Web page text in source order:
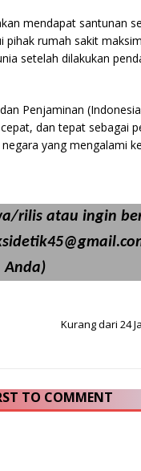
mendapat santunan
rumah sakit
setelah dilakukan
Penjaminan
dan tepat sebagai
yang mengalami
rilis atau ingin
Anda)
Kurang dari 24
TO COMMENT